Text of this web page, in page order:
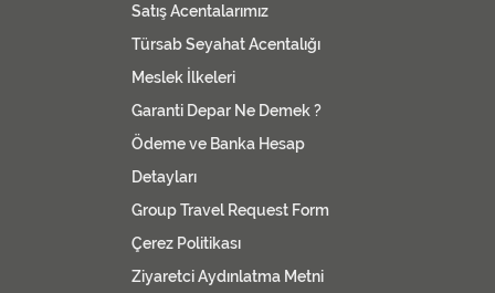
Satış Acentalarımız
Türsab Seyahat Acentalığı
Meslek İlkeleri
Garanti Depar Ne Demek ?
Ödeme ve Banka Hesap
Detayları
Group Travel Request Form
Çerez Politikası
Ziyaretci Aydınlatma Metni